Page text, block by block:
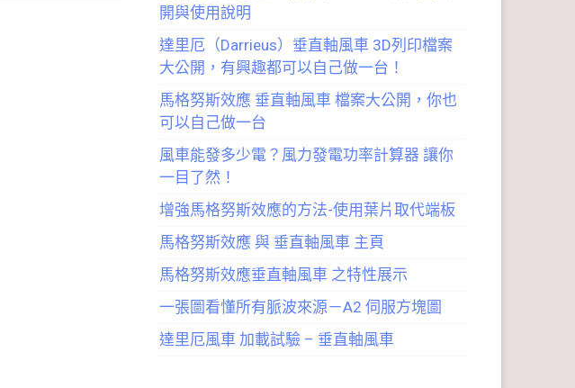
開與使用說明
達里厄（Darrieus）垂直軸風車 3D列印檔案
大公開，有興趣都可以自己做一台！
馬格努斯效應 垂直軸風車 檔案大公開，你也
可以自己做一台
風車能發多少電？風力發電功率計算器 讓你
一目了然！
增強馬格努斯效應的方法-使用葉片取代端板
馬格努斯效應 與 垂直軸風車 主頁
馬格努斯效應垂直軸風車 之特性展示
一張圖看懂所有脈波來源－A2 伺服方塊圖
達里厄風車 加載試驗 – 垂直軸風車